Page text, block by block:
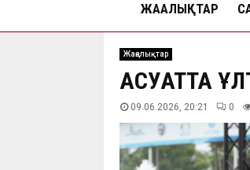
ЖАҢАЛЫҚТАР
Жаңалықтар
АҚСУАТТА
09.06.2026, 20:21 0